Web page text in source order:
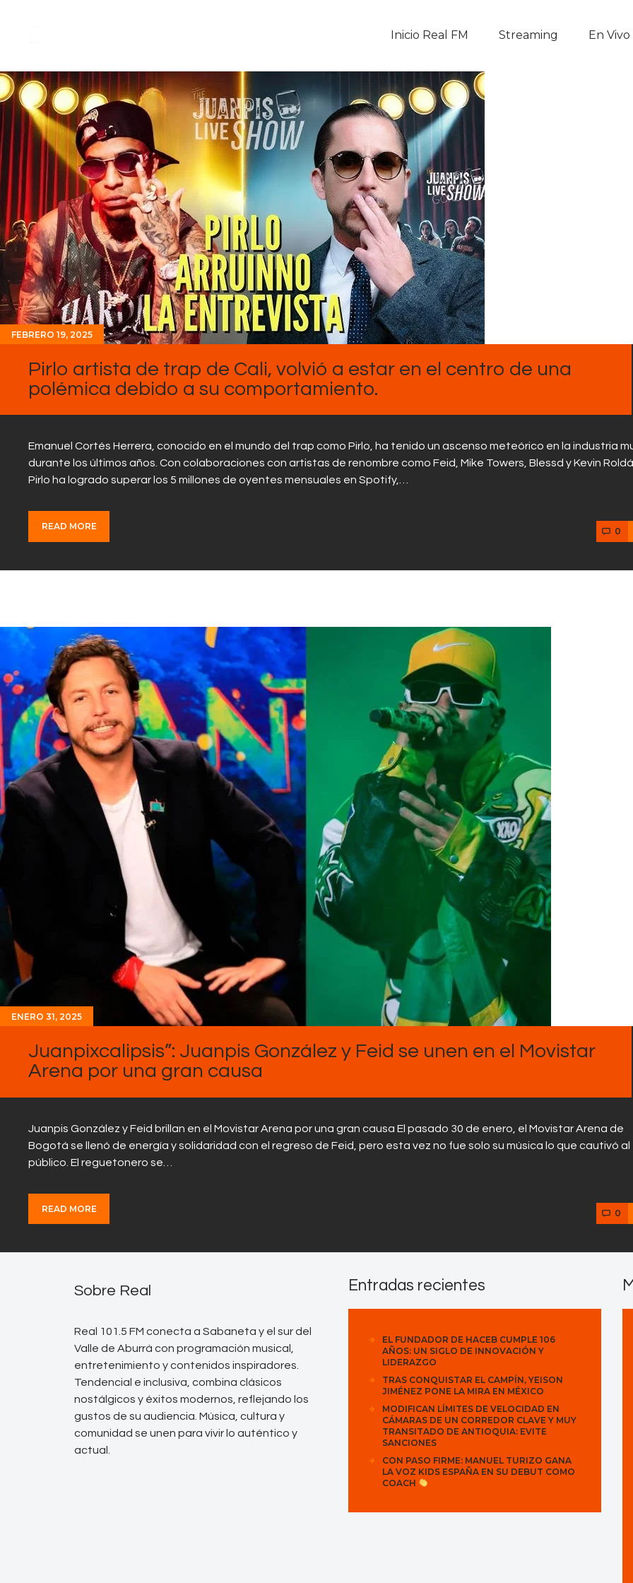
Inicio Real FM Streaming En Vivo
En Vivo
Descarga La APP
Programas
Noticias
Equipo
Sobre Nosotros
Contactos
FEBRERO 19, 2025
Pirlo artista de trap de Cali, volvió a estar en el centro de una
polémica debido a su comportamiento.
Emanuel Cortés Herrera, conocido en el mundo del trap como Pirlo, ha tenido un ascenso meteórico en la industria
durante los últimos años. Con colaboraciones con artistas de renombre como Feid, Mike Towers, Blessd y Kevin
Pirlo ha logrado superar los 5 millones de oyentes mensuales en Spotify,…
READ MORE 0
ENERO 31, 2025
Juanpixcalipsis”: Juanpis González y Feid se unen en el Movistar
Arena por una gran causa
Juanpis González y Feid brillan en el Movistar Arena por una gran causa El pasado 30 de enero, el Movistar Arena de
Bogotá se llenó de energía y solidaridad con el regreso de Feid, pero esta vez no fue solo su música lo que cautivó al
público. El reguetonero se…
READ MORE 0
Sobre Real
Real 101.5 FM conecta a Sabaneta y el sur del
Valle de Aburrá con programación musical,
entretenimiento y contenidos inspiradores.
Tendencial e inclusiva, combina clásicos
nostálgicos y éxitos modernos, reflejando los
gustos de su audiencia. Música, cultura y
comunidad se unen para vivir lo auténtico y
actual.
Entradas recientes
EL FUNDADOR DE HACEB CUMPLE 106
AÑOS: UN SIGLO DE INNOVACIÓN Y
LIDERAZGO
TRAS CONQUISTAR EL CAMPÍN, YEISON
JIMÉNEZ PONE LA MIRA EN MÉXICO
MODIFICAN LÍMITES DE VELOCIDAD EN
CÁMARAS DE UN CORREDOR CLAVE Y MUY
TRANSITADO DE ANTIOQUIA: EVITE
SANCIONES
CON PASO FIRME: MANUEL TURIZO GANA
LA VOZ KIDS ESPAÑA EN SU DEBUT COMO
COACH